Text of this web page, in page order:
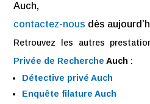
Auch,
contactez-nous dès
Retrouvez les autres
Privée de Recherche Auch :
Détective privé Auch
Enquête filature Auch